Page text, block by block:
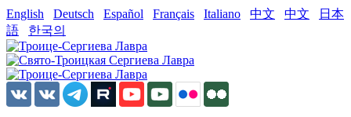
English Deutsch Español Français Italiano 中文 中文
日本
語
한국의